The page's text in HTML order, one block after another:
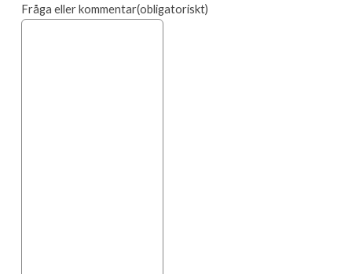
Fråga eller kommentar(obligatoriskt)